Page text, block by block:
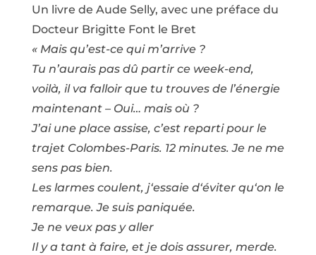
Un livre de Aude Selly, avec une préface du
Docteur Brigitte Font le Bret
« Mais qu’est-ce qui m’arrive ?
Tu n’aurais pas dû partir ce week-end,
voilà, il va falloir que tu trouves de l’énergie
maintenant – Oui… mais où ?
J’ai une place assise, c’est reparti pour le
trajet Colombes-Paris. 12 minutes. Je ne me
sens pas bien.
Les larmes coulent, j‘essaie d‘éviter qu‘on le
remarque. Je suis paniquée.
Je ne veux pas y aller
Il y a tant à faire, et je dois assurer, merde.